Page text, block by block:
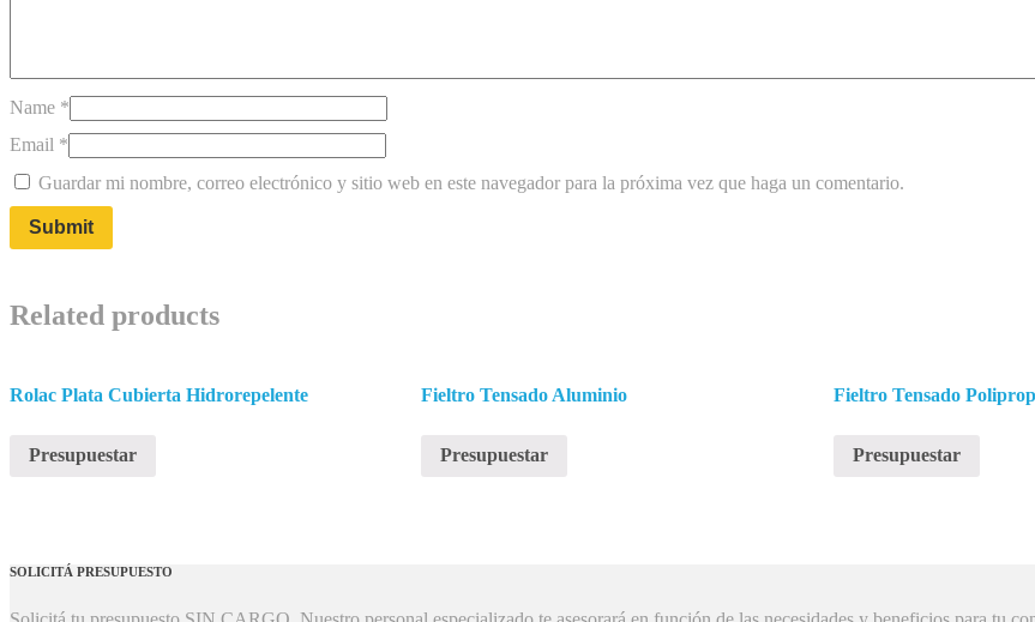
Name *
Email *
Guardar mi nombre, correo electrónico y sitio web en este navegador para la próxima vez que haga un comentario.
Related products
Rolac Plata Cubierta Hidrorepelente
Presupuestar
Fieltro Tensado Aluminio
Presupuestar
Fieltro Tensado
Presupuestar
SOLICITÁ PRESUPUESTO